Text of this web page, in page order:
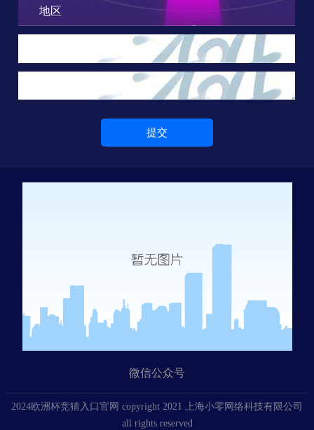
地区
微信公众号
2024欧洲杯竞猜入口官网 copyright 2021 上海小零网络科技有限公司
all rights reserved